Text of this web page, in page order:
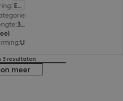
: Europa
:
: 3 m
: U/UTP
3 resultaten
meer